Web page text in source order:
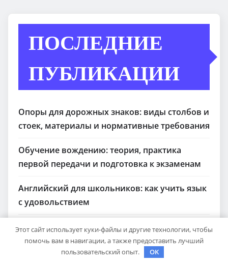
ПОСЛЕДНИЕ
ПУБЛИКАЦИИ
Опоры для дорожных знаков: виды столбов и
стоек, материалы и нормативные требования
Обучение вождению: теория, практика
первой передачи и подготовка к экзаменам
Английский для школьников: как учить язык
с удовольствием
Шины Hankook Зима Шипованные: Ваш
Надежный Партнёр на Снежных Дорогах
Этот сайт использует куки-файлы и другие технологии, чтобы
помочь вам в навигации, а также предоставить лучший
пользовательский опыт.
OK